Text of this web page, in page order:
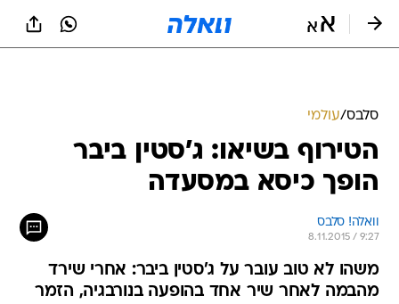
סלבס/עולמי
הטירוף בשיאו: ג'סטין ביבר
הופך כיסא במסעדה
וואלה! סלבס
8.11.2015 / 9:27
משהו לא טוב עובר על ג'סטין ביבר: אחרי שירד
מהבמה לאחר שיר אחד בהופעה בנורבגיה, הזמר